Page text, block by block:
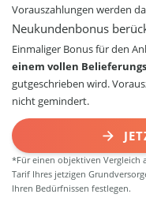
Vorauszahlungen werden
Neukundenbonus
Einmaliger Bonus für den
einem vollen
gutgeschrieben wird.
nicht gemindert.
*Für einen objektiven Vergleich
Tarif Ihres jetzigen
Ihren Bedürfnissen festlegen.